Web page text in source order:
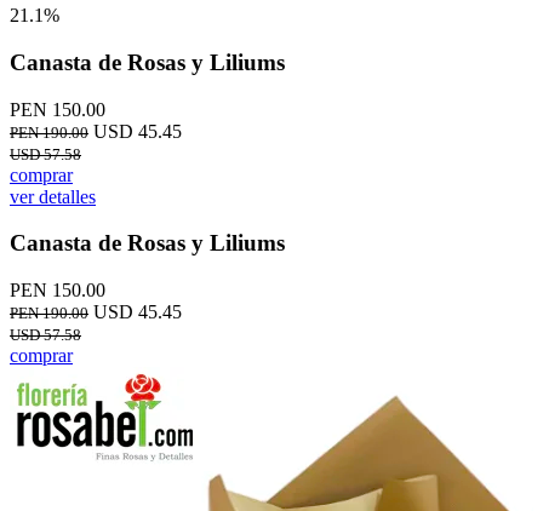
21.1%
Canasta de Rosas y Liliums
PEN 150.00
PEN 190.00 USD 45.45
USD 57.58
comprar
ver detalles
Canasta de Rosas y Liliums
PEN 150.00
PEN 190.00 USD 45.45
USD 57.58
comprar